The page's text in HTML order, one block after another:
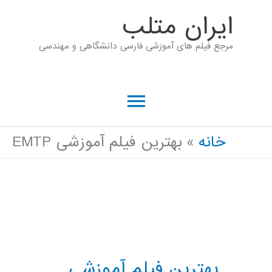
ايران متلب
مرجع فیلم های آموزشی فارسی دانشگاهی و مهندسی
فهرست
اصلی
خانه بهترین فیلم آموزشی EMTP